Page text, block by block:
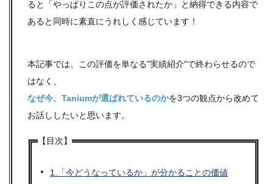
ると「やっぱりこの点が評価されたか」と納得できる内容で
あると同時に素直にうれしく感じています！
本記事では、この評価を単なる"実績紹介"で終わらせるので
はなく、
なぜ今、Taniumが選ばれているのかを3つの観点から改めて
お話ししたいと思います。
【目次】
1.「今どうなっているか」が分かることの価値